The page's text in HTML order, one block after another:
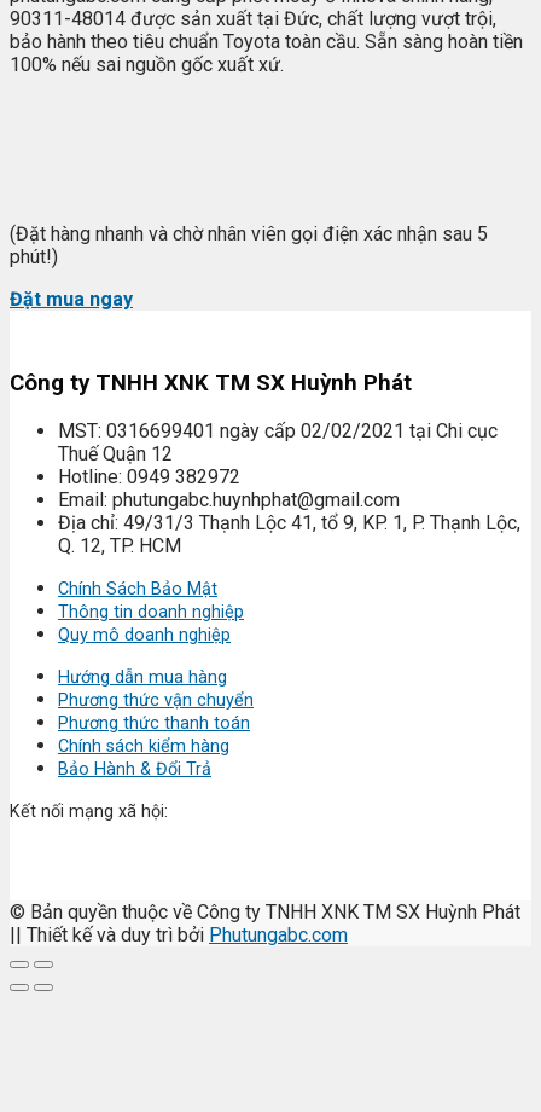
90311-48014 được sản xuất tại Đức, chất lượng vượt trội,
bảo hành theo tiêu chuẩn Toyota toàn cầu. Sẵn sàng hoàn tiền
100% nếu sai nguồn gốc xuất xứ.
(Đặt hàng nhanh và chờ nhân viên gọi điện xác nhận sau 5
phút!)
Đặt mua ngay
Công ty TNHH XNK TM SX Huỳnh Phát
MST: 0316699401 ngày cấp 02/02/2021 tại Chi cục
Thuế Quận 12
Hotline: 0949 382972
Email: phutungabc.huynhphat@gmail.com
Địa chỉ: 49/31/3 Thạnh Lộc 41, tổ 9, KP. 1, P. Thạnh Lộc,
Q. 12, TP. HCM
Chính Sách Bảo Mật
Thông tin doanh nghiệp
Quy mô doanh nghiệp
Hướng dẫn mua hàng
Phương thức vận chuyển
Phương thức thanh toán
Chính sách kiểm hàng
Bảo Hành & Đổi Trả
Kết nối mạng xã hội:
© Bản quyền thuộc về Công ty TNHH XNK TM SX Huỳnh Phát
|| Thiết kế và duy trì bởi Phutungabc.com